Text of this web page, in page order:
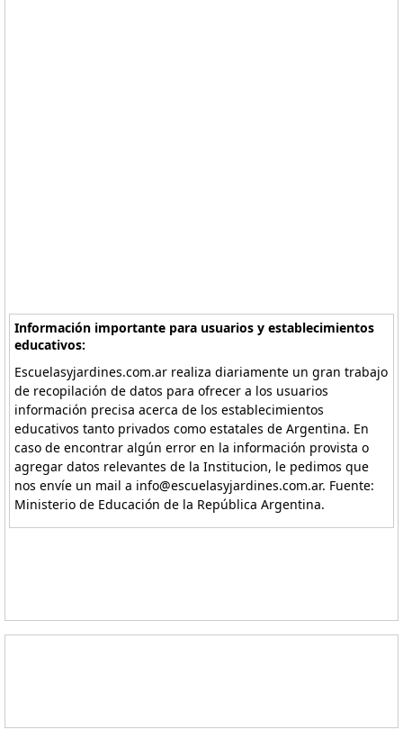
Información importante para usuarios y establecimientos
educativos:
Escuelasyjardines.com.ar realiza diariamente un gran trabajo
de recopilación de datos para ofrecer a los usuarios
información precisa acerca de los establecimientos
educativos tanto privados como estatales de Argentina. En
caso de encontrar algún error en la información provista o
agregar datos relevantes de la Institucion, le pedimos que
nos envíe un mail a info@escuelasyjardines.com.ar. Fuente:
Ministerio de Educación de la República Argentina.